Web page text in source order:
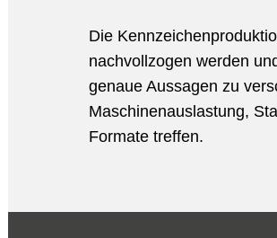
Die
nachvollzogen werden
genaue Aussagen zu
Maschinenauslastung,
Formate treffen.